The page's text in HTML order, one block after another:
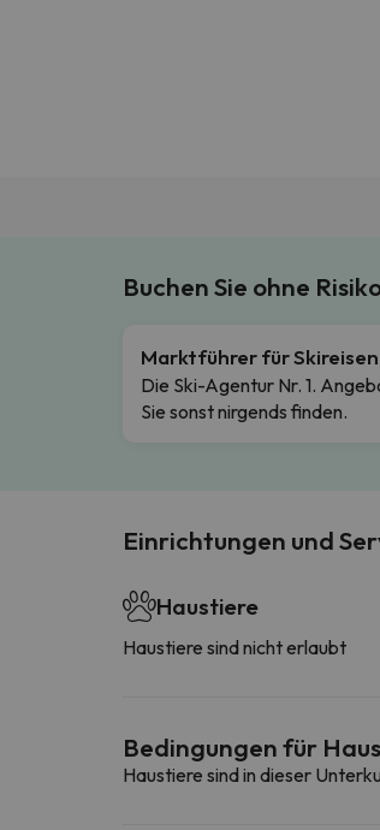
Buchen Sie ohne
Marktführer für Skireisen
Die Ski-Agentur Nr. 1.
Sie sonst nirgends finden.
Einrichtungen und
Haustiere
Haustiere sind nicht erlaubt
Bedingungen für
Haustiere sind in dieser